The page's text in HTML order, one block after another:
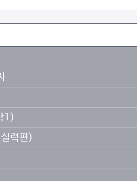
1)
력편)